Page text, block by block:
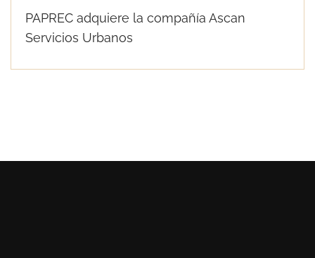
PAPREC adquiere la compañía Ascan
Servicios Urbanos